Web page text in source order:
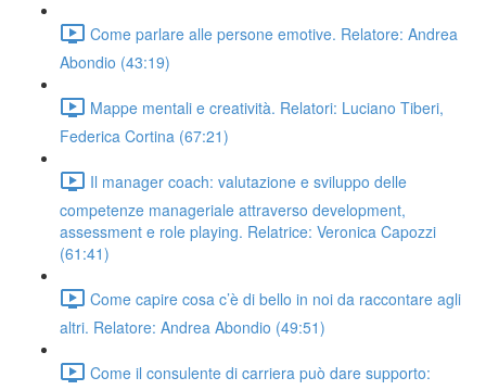
Come parlare alle persone emotive. Relatore: Andrea
Abondio (43:19)
Mappe mentali e creatività. Relatori: Luciano Tiberi,
Federica Cortina (67:21)
Il manager coach: valutazione e sviluppo delle
competenze manageriale attraverso development,
assessment e role playing. Relatrice: Veronica Capozzi
(61:41)
Come capire cosa c’è di bello in noi da raccontare agli
altri. Relatore: Andrea Abondio (49:51)
Come il consulente di carriera può dare supporto: